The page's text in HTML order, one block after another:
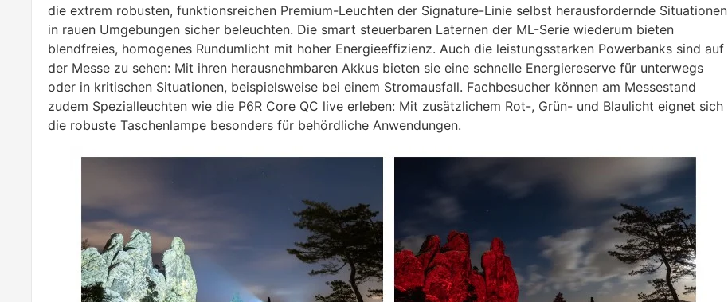
die extrem robusten, funktionsreichen Premium-Leuchten der Signature-Linie selbst herausfordernde Situationen
in rauen Umgebungen sicher beleuchten. Die smart steuerbaren Laternen der ML-Serie wiederum bieten
blendfreies, homogenes Rundumlicht mit hoher Energieeffizienz. Auch die leistungsstarken Powerbanks sind auf
der Messe zu sehen: Mit ihren herausnehmbaren Akkus bieten sie eine schnelle Energiereserve für unterwegs
oder in kritischen Situationen, beispielsweise bei einem Stromausfall. Fachbesucher können am Messestand
zudem Spezialleuchten wie die P6R Core QC live erleben: Mit zusätzlichem Rot-, Grün- und Blaulicht eignet sich
die robuste Taschenlampe besonders für behördliche Anwendungen.